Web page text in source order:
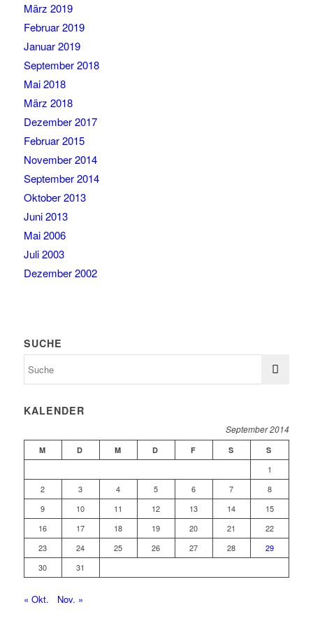
März 2019
Februar 2019
Januar 2019
September 2018
Mai 2018
März 2018
Dezember 2017
Februar 2015
November 2014
September 2014
Oktober 2013
Juni 2013
Mai 2006
Juli 2003
Dezember 2002
SUCHE
KALENDER
September 2014
M D M D F S S
1
2
3 4 5 6 7
8
9
10 11 12 13 14
15
16
17 18 19 20 21
22
23
24 25 26 27 28
29
30
31
« Okt. Nov. »